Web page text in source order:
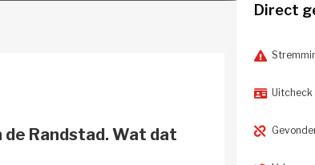
Randstad. Wat dat
Direct